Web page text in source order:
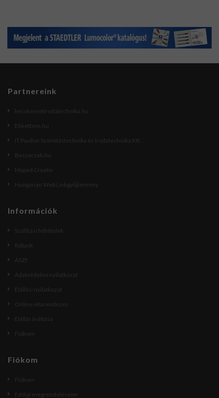
Partnereink
kecskemetirodatechnika.hu
Etikettem.hu
IT Pavilon Számítástechnika és Irodatechnika Kft.
Beszerzek.hu
Maped Creativ
Hungarian Web Linkgyűjtemény
Információk
Szállítási feltételek
Rólunk
ÁSZF
Adatvédelmi nyilatkozat
Elállási nyilatkozat
Online vitarendezés
Elállás indítása
Fiókom
Fiókom
Fiókom
Eddigi megrendeléseim